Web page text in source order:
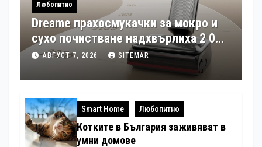
Любопитно
Dreame прахосмукачки за мокро и
сухо почистване надхвърлиха 2 000
патентни заявки в световен мащаб
АВГУСТ 7, 2026 SITEMAR
Smart Home Любопитно
Котките в България заживяват в
умни домове